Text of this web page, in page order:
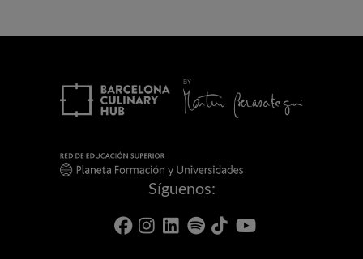
Síguenos: